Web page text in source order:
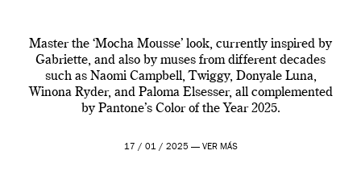
Master the ‘Mocha Mousse’ look, currently inspired by
Gabriette, and also by muses from different decades
such as Naomi Campbell, Twiggy, Donyale Luna,
Winona Ryder, and Paloma Elsesser, all complemented
by Pantone’s Color of the Year 2025.
17 / 01 / 2025 — VER MÁS